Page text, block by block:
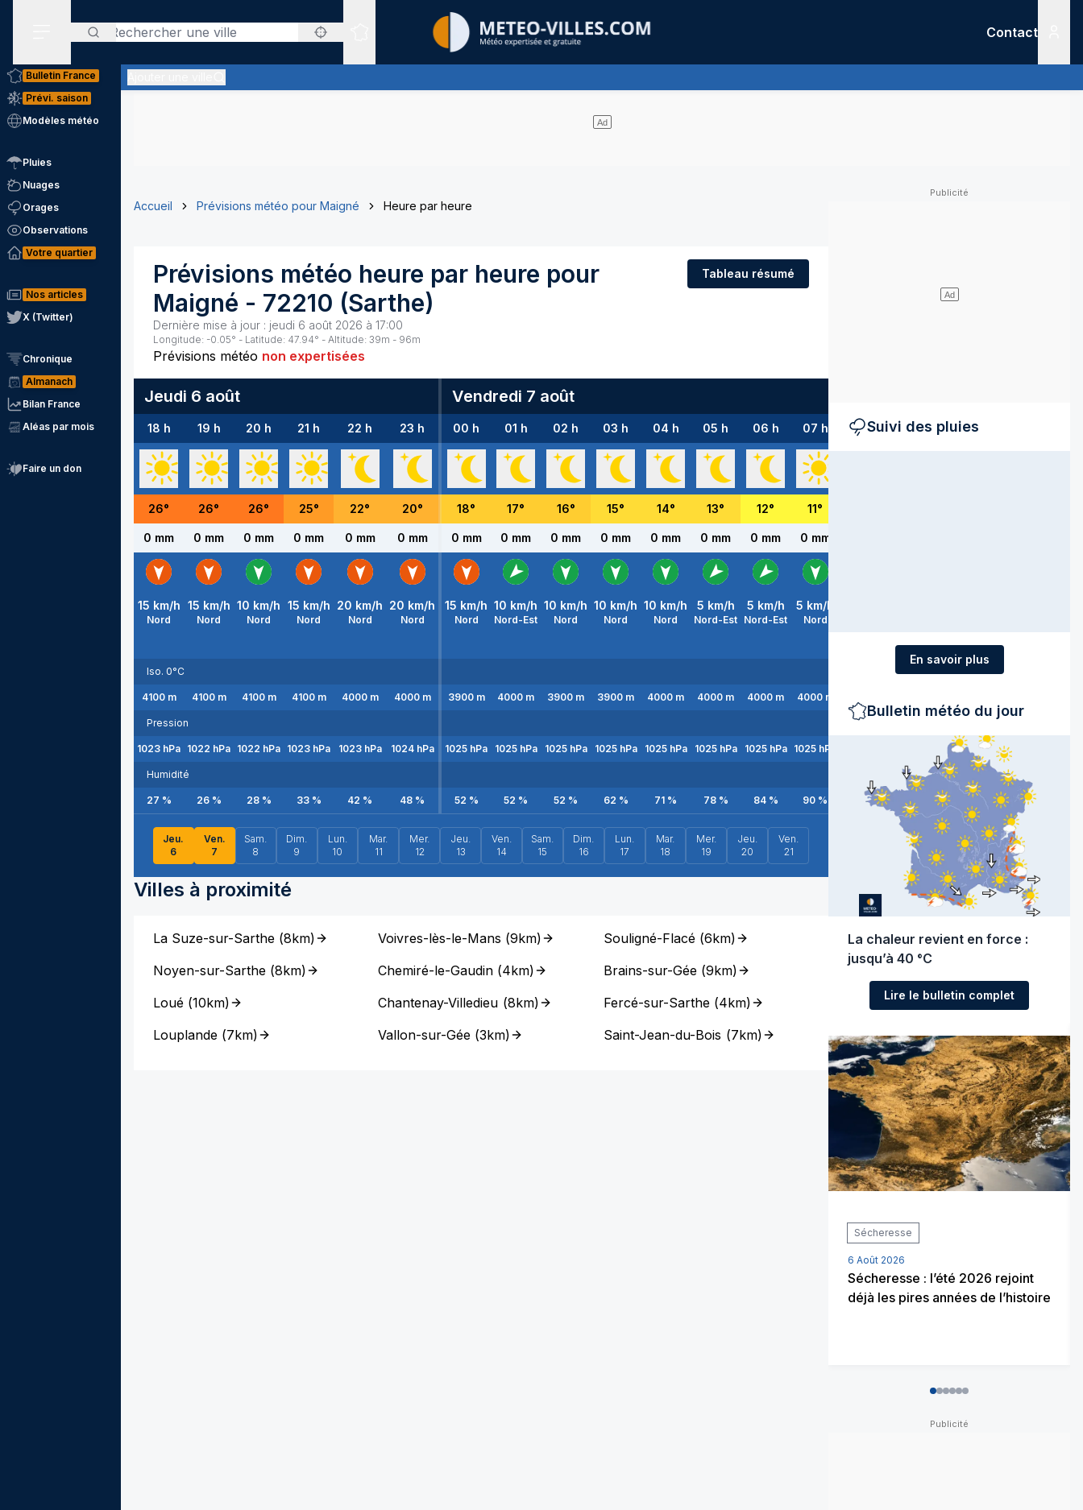
Rechercher
Sites expertis&eacute;s
Contact
Bulletin France
Prévi. saison
Modèles météo
Pluies
Nuages
Orages
Observations
Votre quartier
Nos articles
X (Twitter)
Chronique
Almanach
Bilan France
Aléas par mois
Faire un don
Accueil Prévisions météo pour Maigné Heure par heure
Prévisions météo heure par heure pour
Maigné - 72210 (Sarthe)
Dernière mise à jour : jeudi 6 août 2026 à 17:00
Longitude: -0.05° - Latitude: 47.94° - Altitude: 39m - 96m
Tableau résumé
Prévisions météo non expertisées
Jeudi 6 août Vendredi 7 août
18 h 19 h 20 h 21 h 22 h 23 h 00 h 01 h 02 h 03 h 04 h 05 h 06 h 07 h 08 h 09 h 10 h
26° 26° 26° 25° 22° 20° 18° 17° 16° 15° 14° 13° 12° 11°
0 mm 0 mm 0 mm 0 mm 0 mm 0 mm 0 mm 0 mm 0 mm 0 mm 0 mm 0 mm 0 mm 0 mm
15 km/h
Nord
15 km/h
Nord
10 km/h
Nord
15 km/h
Nord
20 km/h
Nord
20 km/h
Nord
15 km/h
Nord
10 km/h
Nord-Est
10 km/h
Nord
10 km/h
Nord
10 km/h
Nord
5 km/h
Nord-Est
5 km/h
Nord-Est
5 km/h
Nord
Iso. 0°C
4100m 4100m 4100m 4100m 4000m 4000m 3900m 4000 m 3900 m 3900 m 4000 m 4000 m 4000 m 4000m
Pression
1023 hPa 1022 hPa 1022 hPa 1023 hPa 1023hPa 1024hPa 1025 hPa 1025hPa 1025hPa 1025hPa 1025hPa 1025hPa 1025hPa 1025 hPa 1025hPa 1024
Humidité
27 % 26% 28% 33% 42 % 48 % 52 % 52 % 52 % 62 % 71 % 78% 84% 90 % % 71 % % 41 %
Jeu.
6
Ven.
7
Sam.
8
Dim.
9
Lun.
10
Mar.
11
Mer.
12
Jeu.
13
Ven.
14
Sam.
15
Dim.
16
Lun.
17
Mar.
18
Mer.
19
Jeu.
20
Ven.
21
Villes à proximité
La Suze-sur-Sarthe (8km)
Noyen-sur-Sarthe (8km)
Loué (10km)
Louplande (7km)
Voivres-lès-le-Mans (9km)
Chemiré-le-Gaudin (4km)
Chantenay-Villedieu (8km)
Vallon-sur-Gée (3km)
Souligné-Flacé(6km)
Brains-sur-Gée(9km)
Fercé-sur-Sarthe(4km)
Saint-Jean-du-Bois (7km)
Suivi des pluies
En savoir plus
Bulletin météo du jour
La chaleur revient en force :
jusqu’à 40 °C
Lire le bulletin complet
Sécheresse
6 Août 2026
Sécheresse : l’été 2026 rejoint
déjà les pires années de l’histoire